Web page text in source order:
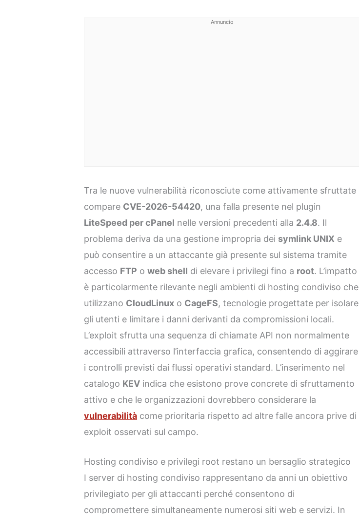
Annuncio
Tra le nuove vulnerabilità riconosciute come attivamente sfruttate
compare CVE-2026-54420, una falla presente nel plugin
LiteSpeed per cPanel nelle versioni precedenti alla 2.4.8. Il
problema deriva da una gestione impropria dei symlink UNIX e
può consentire a un attaccante già presente sul sistema tramite
accesso FTP oweb shell di elevare i privilegi fino a root. L’impatto
è particolarmente rilevante negli ambienti di hosting condiviso che
utilizzano CloudLinux o CageFS, tecnologie progettate per isolare
gli utenti e limitare i danni derivanti da compromissioni locali.
L’exploit sfrutta una sequenza di chiamate API non normalmente
accessibili attraverso l’interfaccia grafica, consentendo di aggirare
i controlli previsti dai flussi operativi standard. L’inserimento nel
catalogo KEV indica che esistono prove concrete di sfruttamento
attivo e che le organizzazioni dovrebbero considerare la
vulnerabilità come prioritaria rispetto ad altre falle ancora prive di
exploit osservati sul campo.
Hosting condiviso e privilegi root restano un bersaglio strategico
I server di hosting condiviso rappresentano da anni un obiettivo
privilegiato per gli attaccanti perché consentono di
compromettere simultaneamente numerosi siti web e servizi. In